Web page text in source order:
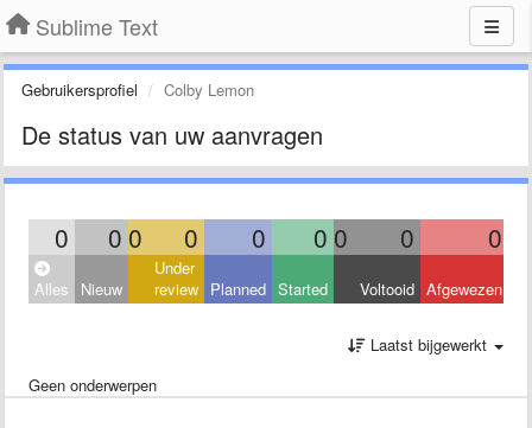
Sublime Text
Gebruikersprofiel Colby Lemon
De status van uw aanvragen
0 0 0 0 0 0 0 0 0
Alles Nieuw
Under
review Planned Started Voltooid Afgewezen
Laatst bijgewerkt
Geen onderwerpen